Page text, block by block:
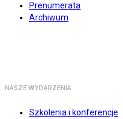
Prenumerata
Archiwum
NASZE WYDARZENIA
Szkolenia i konferencje